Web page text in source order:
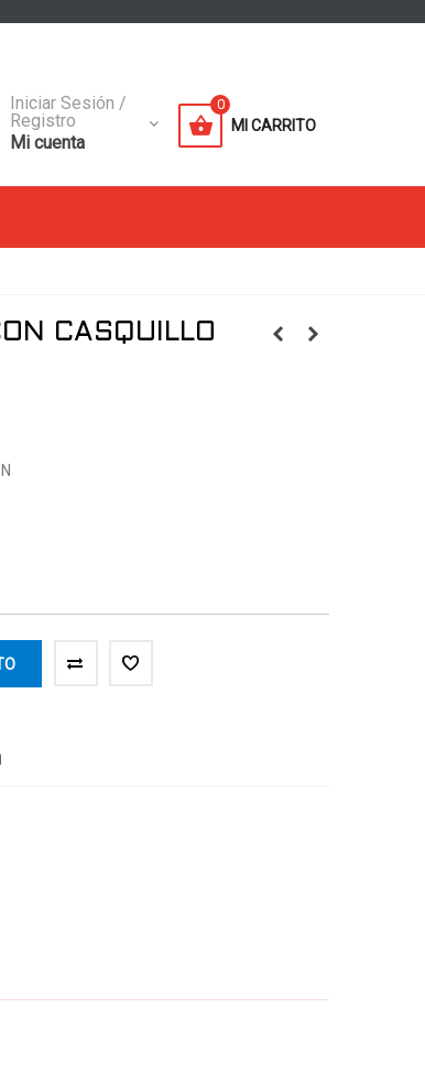
Iniciar Sesión /
Registro
Mi cuenta
0
MI CARRITO
CASQUILLO